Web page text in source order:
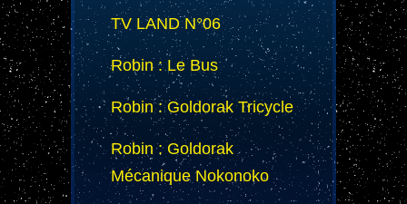
TV LAND N°06
Robin : Le Bus
Robin : Goldorak Tricycle
Robin : Goldorak
Mécanique Nokonoko